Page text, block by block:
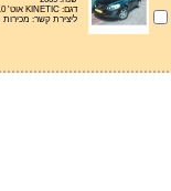
דגם: KINETIC אוט' 3.0
ליצירת קשר: מכירות 1800-077-130